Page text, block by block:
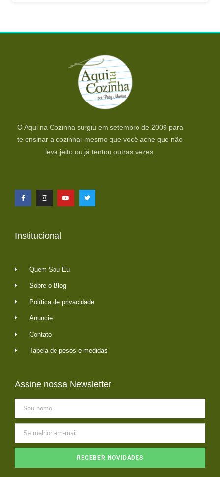
O Aqui na Cozinha surgiu em setembro de 2009 para
te ensinar a cozinhar mesmo que você ache que não
leva jeito ou já tentou outras vezes.
Institucional
Quem Sou Eu
Sobre o Blog
Política de privacidade
Anuncie
Contato
Tabela de pesos e medidas
Assine nossa Newsletter
RECEBER NOVIDADES